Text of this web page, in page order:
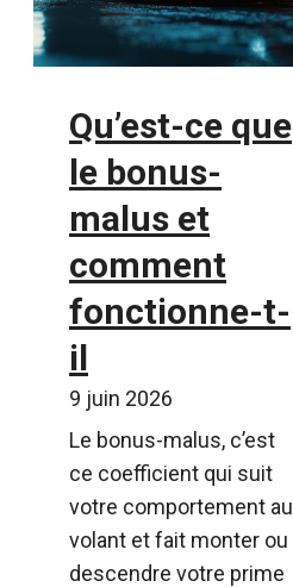
Qu’est-ce que
le bonus-
malus et
comment
fonctionne-t-
il
9 juin 2026
Le bonus-malus, c’est
ce coefficient qui suit
votre comportement au
volant et fait monter ou
descendre votre prime